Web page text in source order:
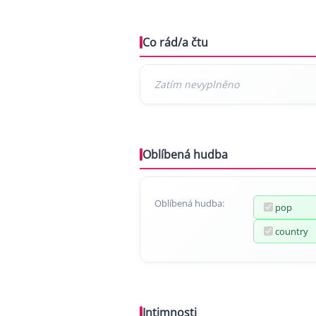
Co rád/a čtu
Oblíbená hudba
Oblíbená hudba:
pop
country
Intimnosti